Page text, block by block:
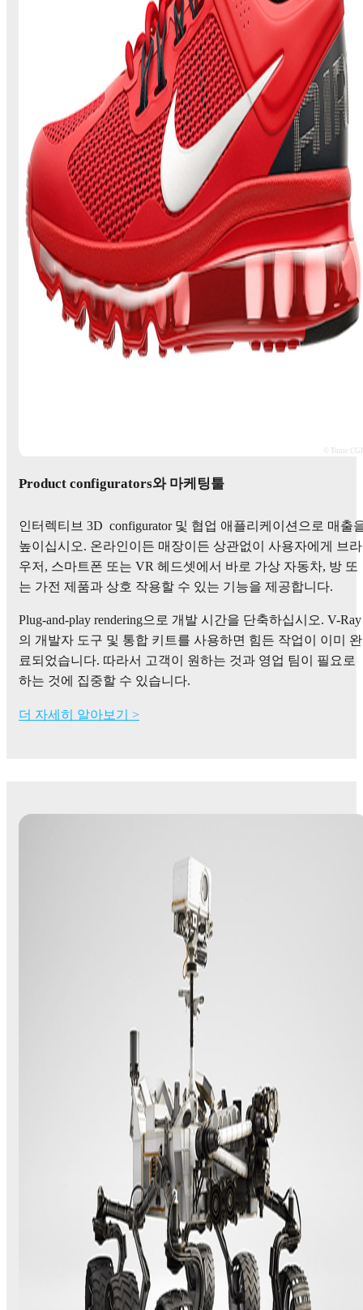
© Tonic CGI
Product configurators와 마케팅툴
인터렉티브 3D configurator 및 협업 애플리케이션으로 매출
높이십시오. 온라인이든 매장이든 상관없이 사용자에게 브라
우저, 스마트폰 또는 VR 헤드셋에서 바로 가상 자동차, 방 또
는 가전 제품과 상호 작용할 수 있는 기능을 제공합니다.
Plug-and-play rendering으로 개발 시간을 단축하십시오. V-Ray
의 개발자 도구 및 통합 키트를 사용하면 힘든 작업이 이미 완
료되었습니다. 따라서 고객이 원하는 것과 영업 팀이 필요로
하는 것에 집중할 수 있습니다.
더 자세히 알아보기 >